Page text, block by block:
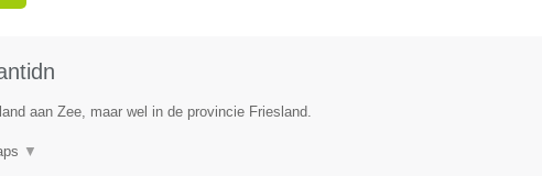
aan Zee, maar wel in de provincie Friesland.
▼